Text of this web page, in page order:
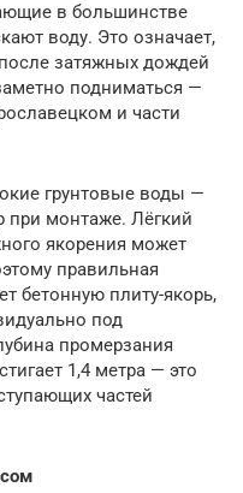
в большинстве
воду. Это означает,
затяжных дождей
подниматься —
и части
грунтовые воды —
при монтаже. Лёгкий
якорения может
правильная
бетонную плиту-якорь,
под
промерзания
1,4 метра — это
частей